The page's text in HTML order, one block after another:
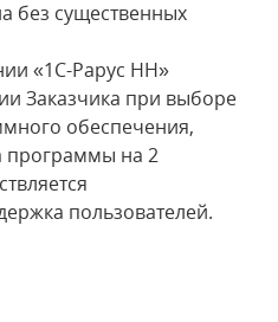
без существенных
«1С-Рарус НН»
Заказчика при выборе
обеспечения,
программы на 2
пользователей.